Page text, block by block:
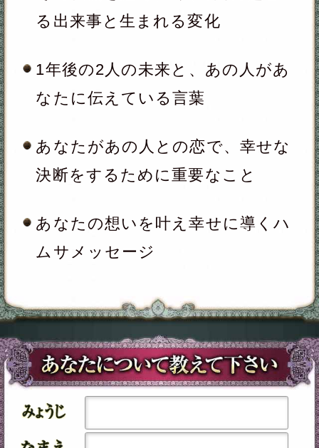
記録する
「一部無料で鑑定する」 をタップする
ます）
ューです。
必要です。
会員以外の方のご利用には 通常価格
1,980円(税込)/1回が必要です。
※ご購入時に会員IDでログイン済みの
場合に、会員価格が適用されます。
占う前に内容のご確認をお願いしま